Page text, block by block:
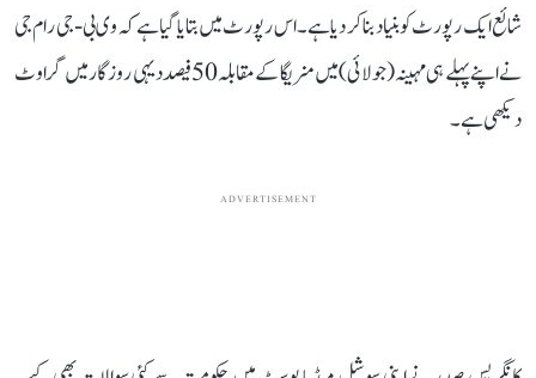
شائع ایک رپورٹ کو بنیاد بنا کر دیا ہے۔ اس رپورٹ میں بتایا گیا ہے کہ وی بی-جی رام جی
نے اپنے پہلے ہی مہینہ (جولائی) میں منریگا کے مقابلہ 50 فیصد دیہی روزگار میں گراوٹ
دیکھی ہے۔
ADVERTISEMENT